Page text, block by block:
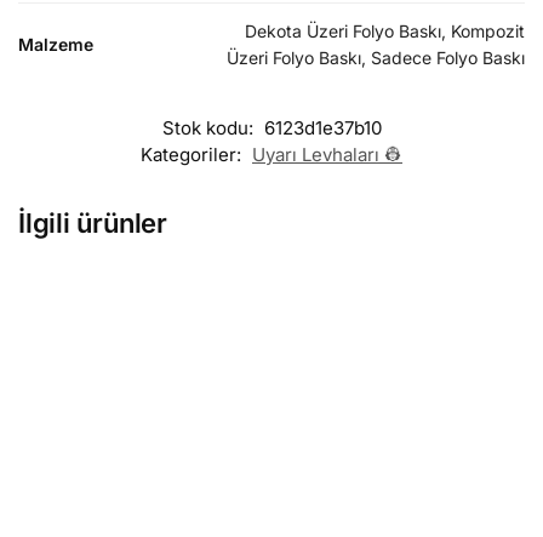
Malzeme
Dekota Üzeri Folyo Baskı, Kompozit
Üzeri Folyo Baskı, Sadece Folyo Baskı
Stok kodu: 6123d1e37b10
Kategoriler: Uyarı Levhaları 👷
İlgili ürünler